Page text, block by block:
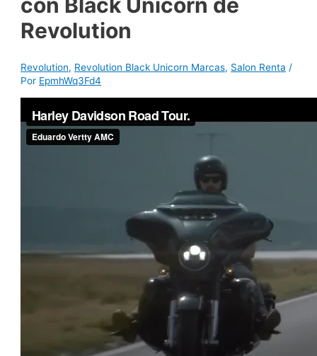
Revolution
Revolution, Revolution Black Unicorn Marcas, Salon Renta /
Por EpmhWq3Fd4